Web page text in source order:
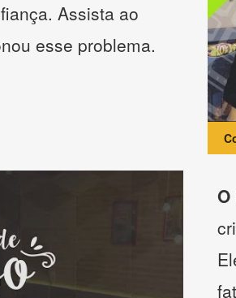
Assista ao
esse problema.
O